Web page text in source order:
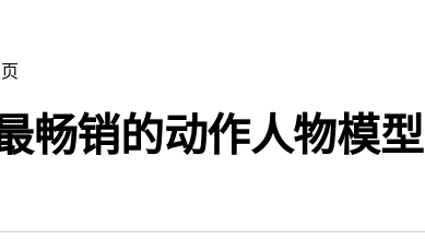
畅销的动作人物模型